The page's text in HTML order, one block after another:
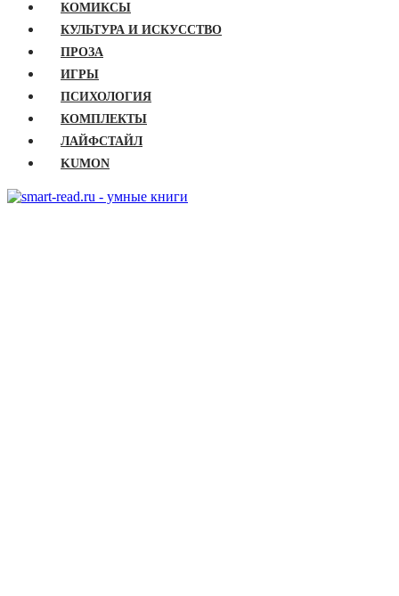
КОМИКСЫ
КУЛЬТУРА И ИСКУССТВО
ПРОЗА
ИГРЫ
ПСИХОЛОГИЯ
КОМПЛЕКТЫ
ЛАЙФСТАЙЛ
KUMON